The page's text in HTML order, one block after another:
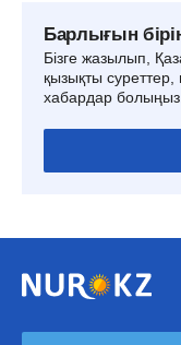
Барлығын
Бізге жазылып,
қызықты
хабардар болыңыз.